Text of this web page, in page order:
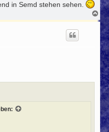
in Semd stehen sehen.
N
a
c
h
o
b
e
n